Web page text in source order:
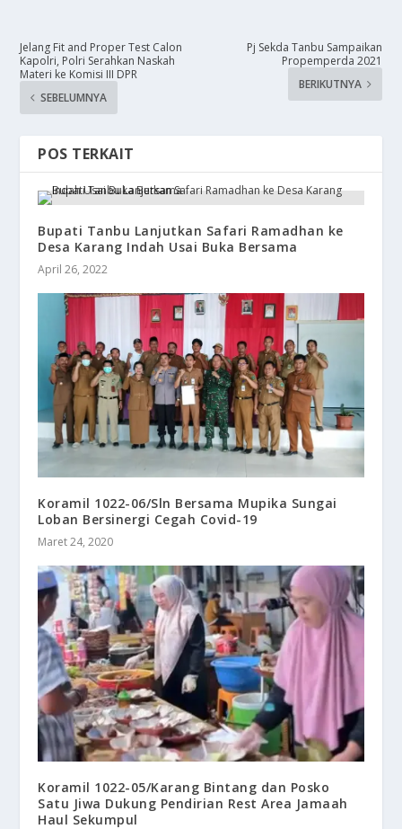
Jelang Fit and Proper Test Calon
Kapolri, Polri Serahkan Naskah
Materi ke Komisi III DPR
SEBELUMNYA
Pj Sekda Tanbu Sampaikan
Propemperda 2021
BERIKUTNYA
POS TERKAIT
Bupati Tanbu Lanjutkan Safari Ramadhan ke
Desa Karang Indah Usai Buka Bersama
April 26, 2022
Koramil 1022-06/Sln Bersama Mupika Sungai
Loban Bersinergi Cegah Covid-19
Maret 24, 2020
Koramil 1022-05/Karang Bintang dan Posko
Satu Jiwa Dukung Pendirian Rest Area Jamaah
Haul Sekumpul